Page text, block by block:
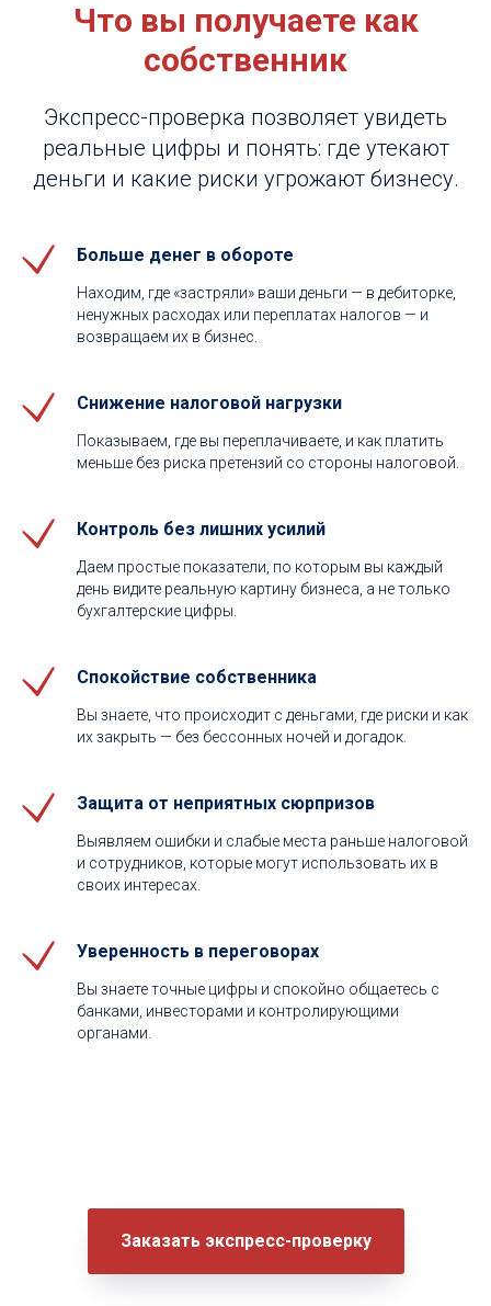
Что вы получаете как
собственник
Экспресс-проверка позволяет увидеть
реальные цифры и понять: где утекают
деньги и какие риски угрожают бизнесу.
Больше денег в обороте
Находим, где «застряли» ваши деньги — в дебиторке,
ненужных расходах или переплатах налогов — и
возвращаем их в бизнес.
Снижение налоговой нагрузки
Показываем, где вы переплачиваете, и как платить
меньше без риска претензий со стороны налоговой.
Контроль без лишних усилий
Даем простые показатели, по которым вы каждый
день видите реальную картину бизнеса, а не только
бухгалтерские цифры.
Спокойствие собственника
Вы знаете, что происходит с деньгами, где риски и как
их закрыть — без бессонных ночей и догадок.
Защита от неприятных сюрпризов
Выявляем ошибки и слабые места раньше налоговой
и сотрудников, которые могут использовать их в
своих интересах.
Уверенность в переговорах
Вы знаете точные цифры и спокойно общаетесь с
банками, инвесторами и контролирующими
органами.
Заказать экспресс-проверку